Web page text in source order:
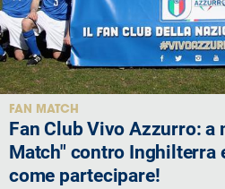
FAN MATCH
Fan Club Vivo Azzurro: a
Match" contro Inghilterra
come partecipare!